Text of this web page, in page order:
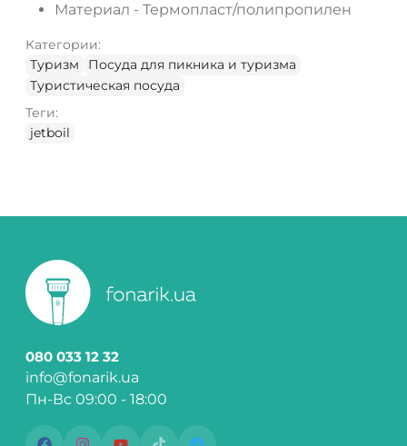
Материал - Термопласт/полипропилен
Категории:
Туризм
Посуда для пикника и туризма
Туристическая посуда
Теги:
jetboil
080 033 12 32
info@fonarik.ua
Пн-Вс 09:00 - 18:00